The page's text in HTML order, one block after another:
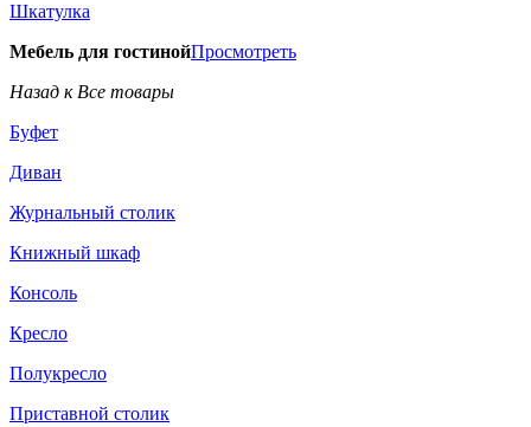
Шкатулка
Мебель для гостинойПросмотреть
Назад к Все товары
Буфет
Диван
Журнальный столик
Книжный шкаф
Консоль
Кресло
Полукресло
Приставной столик